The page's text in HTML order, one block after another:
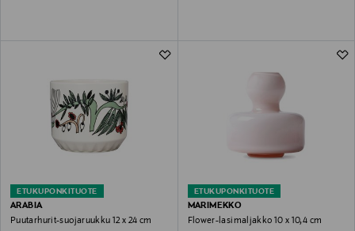
ETUKUPONKITUOTE
ARABIA
Puutarhurit-suojaruukku 12 x 24 cm
ETUKUPONKITUOTE
MARIMEKKO
Flower-lasimaljakko 10 x 10,4 cm